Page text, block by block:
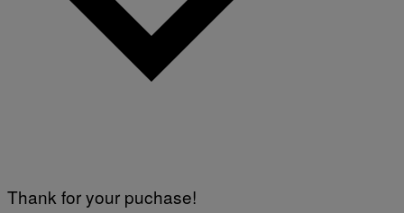
Thank for your puchase!